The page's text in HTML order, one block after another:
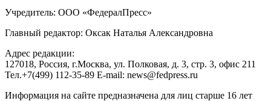
Учредитель: ООО «ФедералПресс»
Главный редактор: Оксак Наталья Александровна
Адрес редакции:
127018, Россия, г.Москва, ул. Полковая, д. 3, стр. 3, офис 211
Тел.+7(499) 112-35-89 E-mail: news@fedpress.ru
Информация на сайте предназначена для лиц старше 16 лет